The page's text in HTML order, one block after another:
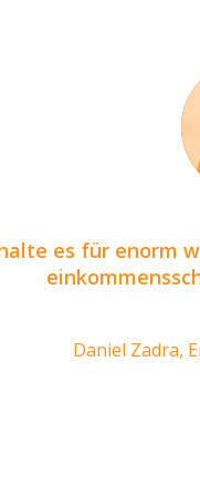
es für enorm
Daniel Zadra,